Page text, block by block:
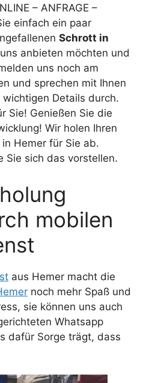
– ANFRAGE –
einfach ein paar
Schrott in
anbieten möchten und
uns noch am
und sprechen mit Ihnen
Details durch.
Sie! Genießen Sie die
Wir holen Ihren
Hemer für Sie ab.
Sie sich das vorstellen.
mobilen
aus Hemer macht die
noch mehr Spaß und
sie können uns auch
Whatsapp
dafür Sorge trägt, dass